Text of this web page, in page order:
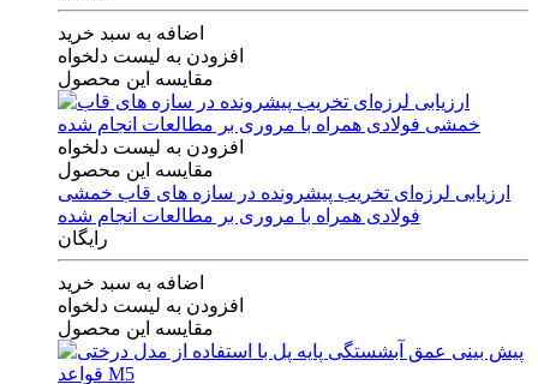
اضافه به سبد خرید
افزودن به لیست دلخواه
مقایسه این محصول
افزودن به لیست دلخواه
مقایسه این محصول
ارزیابی لرزه‌ای تخریب پیشرونده در سازه های قاب خمشی
فولادی همراه با مروری بر مطالعات انجام شده
رایگان
اضافه به سبد خرید
افزودن به لیست دلخواه
مقایسه این محصول